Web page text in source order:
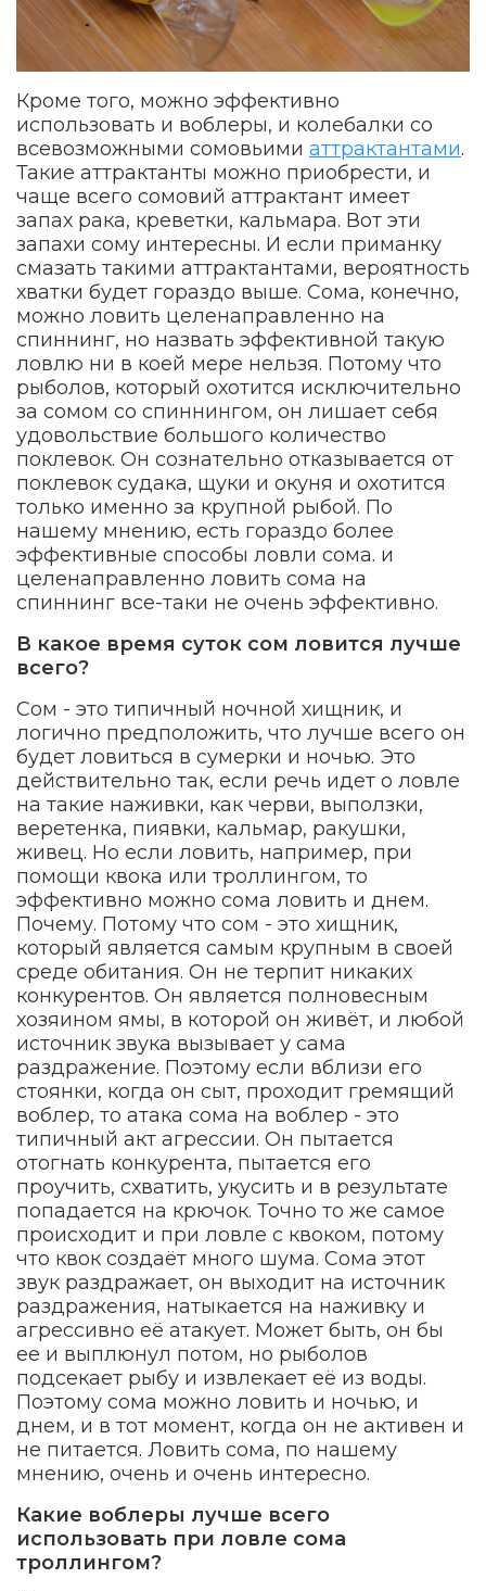
Кроме того, можно эффективно
использовать и воблеры, и колебалки со
всевозможными сомовьими аттрактантами.
Такие аттрактанты можно приобрести, и
чаще всего сомовий аттрактант имеет
запах рака, креветки, кальмара. Вот эти
запахи сому интересны. И если приманку
смазать такими аттрактантами, вероятность
хватки будет гораздо выше. Сома, конечно,
можно ловить целенаправленно на
спиннинг, но назвать эффективной такую
ловлю ни в коей мере нельзя. Потому что
рыболов, который охотится исключительно
за сомом со спиннингом, он лишает себя
удовольствие большого количество
поклевок. Он сознательно отказывается от
поклевок судака, щуки и окуня и охотится
только именно за крупной рыбой. По
нашему мнению, есть гораздо более
эффективные способы ловли сома. и
целенаправленно ловить сома на
спиннинг все-таки не очень эффективно.
В какое время суток сом ловится лучше
всего?
Сом - это типичный ночной хищник, и
логично предположить, что лучше всего он
будет ловиться в сумерки и ночью. Это
действительно так, если речь идет о ловле
на такие наживки, как черви, выползки,
веретенка, пиявки, кальмар, ракушки,
живец. Но если ловить, например, при
помощи квока или троллингом, то
эффективно можно сома ловить и днем.
Почему. Потому что сом - это хищник,
который является самым крупным в своей
среде обитания. Он не терпит никаких
конкурентов. Он является полновесным
хозяином ямы, в которой он живёт, и любой
источник звука вызывает у сама
раздражение. Поэтому если вблизи его
стоянки, когда он сыт, проходит гремящий
воблер, то атака сома на воблер - это
типичный акт агрессии. Он пытается
отогнать конкурента, пытается его
проучить, схватить, укусить и в результате
попадается на крючок. Точно то же самое
происходит и при ловле с квоком, потому
что квок создаёт много шума. Сома этот
звук раздражает, он выходит на источник
раздражения, натыкается на наживку и
агрессивно её атакует. Может быть, он бы
ее и выплюнул потом, но рыболов
подсекает рыбу и извлекает её из воды.
Поэтому сома можно ловить и ночью, и
днем, и в тот момент, когда он не активен и
не питается. Ловить сома, по нашему
мнению, очень и очень интересно.
Какие воблеры лучше всего
использовать при ловле сома
троллингом?